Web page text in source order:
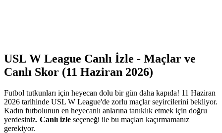
USL W League Canlı İzle - Maçlar ve
Canlı Skor (11 Haziran 2026)
Futbol tutkunları için heyecan dolu bir gün daha kapıda! 11 Haziran
2026 tarihinde USL W League'de zorlu maçlar seyircilerini bekliyor.
Kadın futbolunun en heyecanlı anlarına tanıklık etmek için doğru
yerdesiniz. Canlı izle seçeneği ile bu maçları kaçırmamanız
gerekiyor.